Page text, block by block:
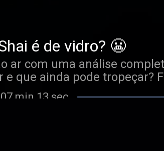
é de vidro? 😬
ar com uma análise
e que ainda pode tropeçar?
não podia deixar de
em 4º lugar para o prémio
min 13 sec